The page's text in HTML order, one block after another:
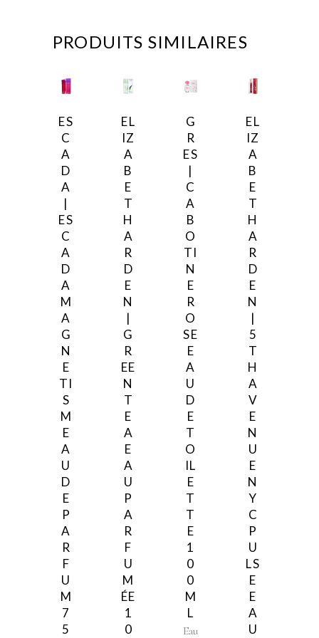
PRODUITS SIMILAIRES
ES
C
A
D
A
|
ES
C
A
D
A
M
A
G
N
E
TI
S
M
E
A
U
D
E
P
A
R
F
U
M
7
5
EL
IZ
A
B
E
T
H
A
R
D
E
N
|
G
R
EE
N
T
E
A
E
A
U
P
A
R
F
U
M
ÉE
1
0
G
R
ES
|
C
A
B
O
TI
N
E
R
O
SE
E
A
U
D
E
T
O
IL
E
T
T
E
1
0
0
M
L
Eau
EL
IZ
A
B
E
T
H
A
R
D
E
N
|
5
T
H
A
V
E
N
U
E
N
Y
C
P
U
LS
E
E
A
U